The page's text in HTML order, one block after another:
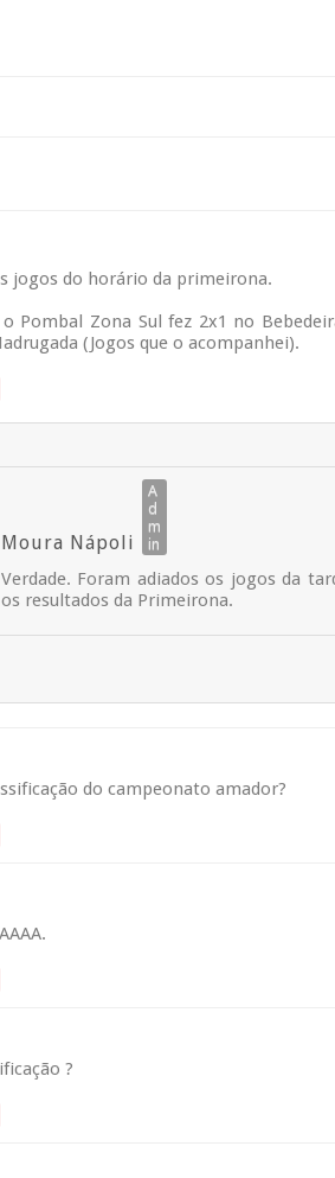
jogos do horário da primeirona.
Pombal Zona Sul fez 2x1 no
(Jogos que o acompanhei).
Moura Nápoli
Verdade. Foram adiados os jogos da
os resultados da Primeirona.
do campeonato amador?
?